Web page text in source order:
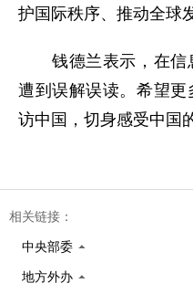
护国际秩序、推动全球
钱德兰表示，在信
遭到误解误读。希望更
访中国，切身感受中国
相关链接：
中央部委
地方外办